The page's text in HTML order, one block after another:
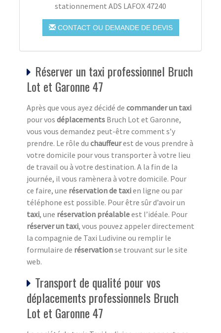
stationnement ADS LAFOX 47240
CONTACT OU DEMANDE DE DEVIS
Réserver un taxi professionnel Bruch
Lot et Garonne 47
Après que vous ayez décidé de commander un taxi
pour vos déplacements Bruch Lot et Garonne,
vous vous demandez peut-être comment s’y
prendre. Le rôle du chauffeurest de vous prendre à
votre domicile pour vous transporter à votre lieu
de travail ou à votre destination. A la fin de la
journée, il vous ramènera à votre domicile. Pour
ce faire, une réservation de taxien ligne ou par
téléphone est possible. Pour être sûr d’avoir un
taxi, une réservation préalableest l’idéale. Pour
réserver un taxi, vous pouvez appeler directement
la compagnie de Taxi Ludivine ou remplir le
formulaire de réservationse trouvant sur le site
web.
Transport de qualité pour vos
déplacements professionnels Bruch
Lot et Garonne 47